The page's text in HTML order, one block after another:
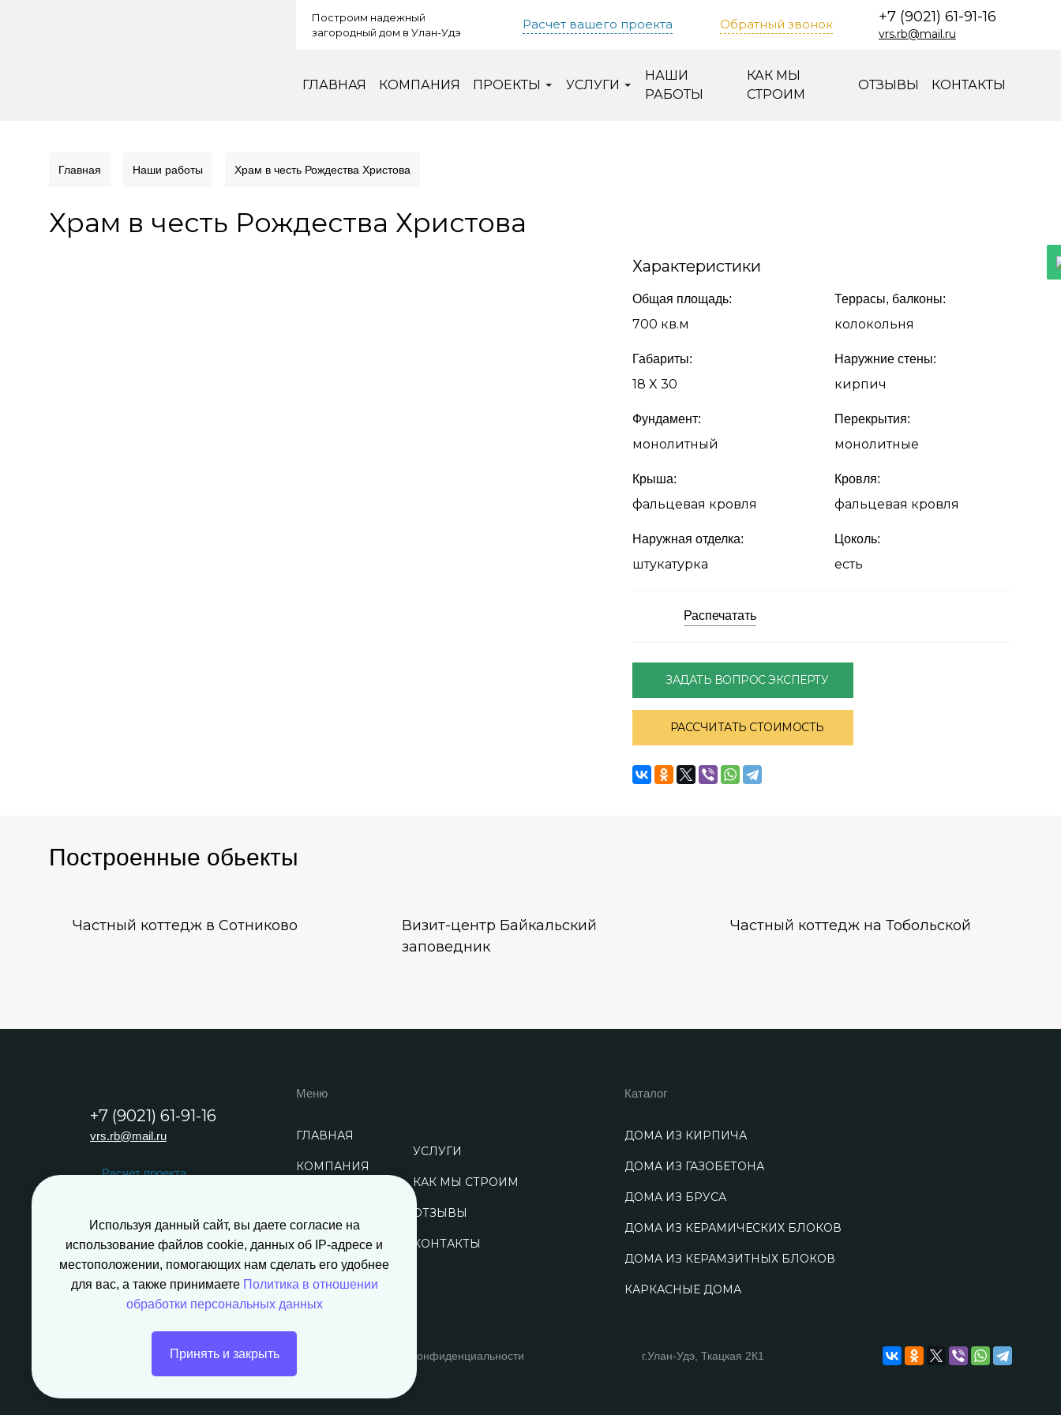
Построим надежный
загородный дом в Улан-Удэ
Расчет вашего проекта Обратный звонок +7 (9021) 61-91-16
vrs.rb@mail.ru
ГЛАВНАЯ КОМПАНИЯ ПРОЕКТЫ УСЛУГИ
НАШИ
РАБОТЫ
КАК МЫ
СТРОИМ
ОТЗЫВЫ КОНТАКТЫ
Главная Наши работы Храм в честь Рождества Христова
Храм в честь Рождества Христова
Характеристики
Общая площадь:
700 кв.м
Террасы, балконы:
колокольня
Габариты:
18 X 30
Наружние стены:
кирпич
Фундамент:
монолитный
Перекрытия:
монолитные
Крыша:
фальцевая кровля
Кровля:
фальцевая кровля
Наружная отделка:
штукатурка
Цоколь:
есть
Распечатать
ЗАДАТЬ ВОПРОС ЭКСПЕРТУ
РАССЧИТАТЬ СТОИМОСТЬ
Построенные обьекты
Частный коттедж в Сотниково
Визит-центр Байкальский
заповедник
Частный коттедж на Тобольской
+7 (9021) 61-91-16
vrs.rb@mail.ru
Расчет проекта
Меню
ГЛАВНАЯ
КОМПАНИЯ
НАШИ РАБОТЫ
ПРЕЗЕНТАЦИЯ
УСЛУГИ
КАК МЫ СТРОИМ
ОТЗЫВЫ
КОНТАКТЫ
Каталог
ДОМА ИЗ КИРПИЧА
ДОМА ИЗ ГАЗОБЕТОНА
ДОМА ИЗ БРУСА
ДОМА ИЗ КЕРАМИЧЕСКИХ БЛОКОВ
ДОМА ИЗ КЕРАМЗИТНЫХ БЛОКОВ
КАРКАСНЫЕ ДОМА
Создание сайта - Pixel-Digital Политика конфиденциальности г.Улан-Удэ, Ткацкая 2К1
Используя данный сайт, вы даете согласие на
использование файлов cookie, данных об IP-адресе и
местоположении, помогающих нам сделать его удобнее
для вас, а также принимаете Политика в отношении
обработки персональных данных
Принять и закрыть